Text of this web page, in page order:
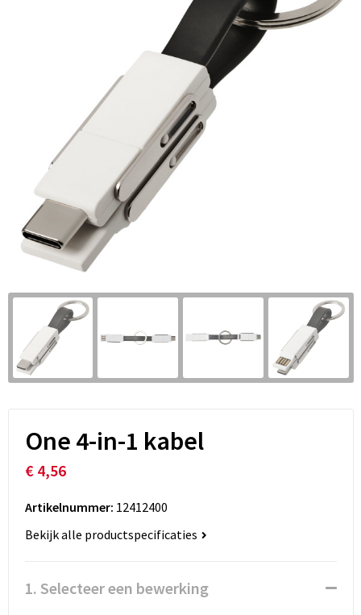
One 4-in-1 kabel
€ 4,56
Artikelnummer: 12412400
Bekijk alle productspecificaties
1. Selecteer een bewerking